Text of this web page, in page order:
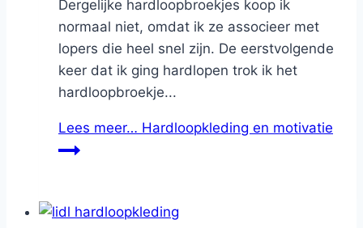
Dergelijke hardloopbroekjes koop ik
normaal niet, omdat ik ze associeer met
lopers die heel snel zijn. De eerstvolgende
keer dat ik ging hardlopen trok ik het
hardloopbroekje...
Lees meer… Hardloopkleding en motivatie